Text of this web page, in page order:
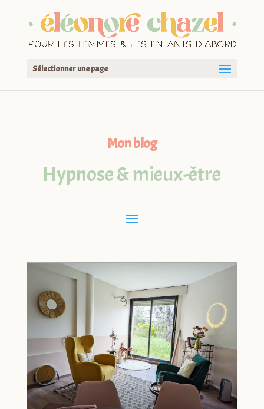
Sélectionner une page
Mon blog
Hypnose & mieux-être